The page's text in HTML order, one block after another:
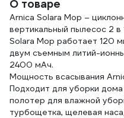
О товаре
Arnica Solara Mop –
вертикальный пылесос 2 в
Solara Mop работает 120
двум съемным литий-
2400 мАч.
Мощность всасывания
Подходит для уборки
полотер для влажной
турбощетка, щелевая